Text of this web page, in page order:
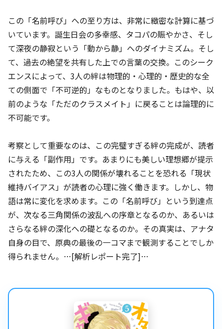
この「名前呼び」への至り方は、非常に緻密な計算に基づ
いています。誕生日会の多幸感、タコパの賑やかさ、そし
て深夜の静寂という「動から静」へのダイナミズム。そし
て、過去の絶望を共有した上での言葉の交換。このシーク
エンスによって、3人の絆は物理的・心理的・歴史的な全
ての側面で「不可逆的」なものとなりました。もはや、以
前のような「ただのクラスメイト」に戻ることは論理的に
不可能です。
考察として重要なのは、この完璧すぎる絆の完成が、読者
に与える「副作用」です。あまりにも美しい理想郷が提示
されたため、この3人の関係が壊れることを恐れる「現状
維持バイアス」が読者の心理に強く働きます。しかし、物
語は常に変化を求めます。この「名前呼び」という到達点
が、次なる三角関係の波乱への序章となるのか、あるいは
さらなる絆の深化への礎となるのか。その真実は、アナタ
自身の目で、原典の最後の一コマまで観測することでしか
得られません。…[解析レポート完了]…